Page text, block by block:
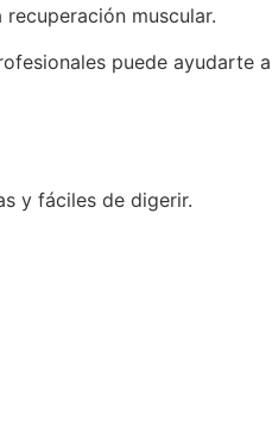
muscular.
puede
y fáciles de digerir.